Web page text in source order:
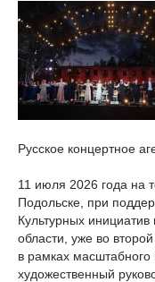
Русское концертное
11 июля 2026 года на
Подольске, при
Культурных
области, уже во
в рамках масштабного
художественный